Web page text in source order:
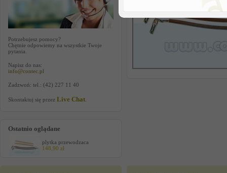
Potrzebujesz pomocy?
Chętnie odpowiemy na wszystkie Twoje
pytania.
Napisz do nas:
info@contec.pl
Zadzwoń: tel.: (42) 227 11 40
Skontaktuj się przez Live Chat
Ostatnio oglądane
plytka przewodzaca
148,90 zł